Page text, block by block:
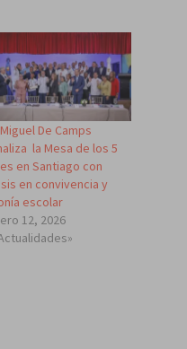
De Camps
la Mesa de los 5
en Santiago con
en convivencia y
escolar
12, 2026